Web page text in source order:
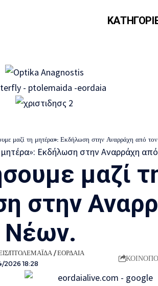
μαζί τη μητέρα»: Εκδήλωση στην Αναρράχη από
μαζί
στην
Νέων.
18:28
ΠΤΟΛΕΜΑΪΔΑ / ΕΟΡΔΑΙΑ